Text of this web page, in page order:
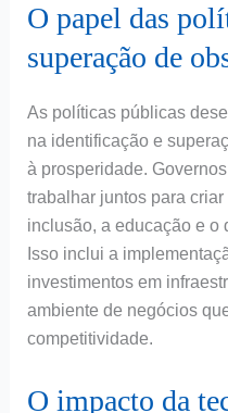
O papel das
superação de
As políticas públicas
na identificação e
à prosperidade.
trabalhar juntos para
inclusão, a educação e o
Isso inclui a
investimentos em
ambiente de negócios
competitividade.
O impacto da